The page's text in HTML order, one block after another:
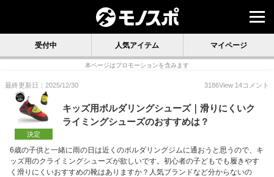
受付中 人気アイテム マイページ
本ページはプロモーションを含みます
最終更新日：2025/12/30 3186View 14コメント
決定
キッズ用ボルダリングシューズ｜滑りにくいク
ライミングシューズのおすすめは？
6歳の子供と一緒に雨の日は近くのボルダリングジムに通おうと思うので、キ
ッズ用のクライミングシューズが欲しいです。初心者の子どもでも履きやす
く滑りにくいおすすめの靴はありますか？人気ブランドなど分からないの